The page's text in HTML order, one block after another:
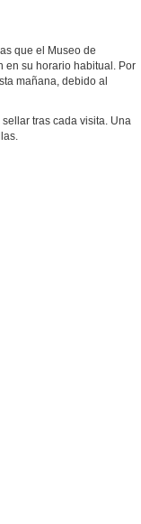
que el Museo de
en su horario habitual. Por
mañana, debido al
tras cada visita. Una